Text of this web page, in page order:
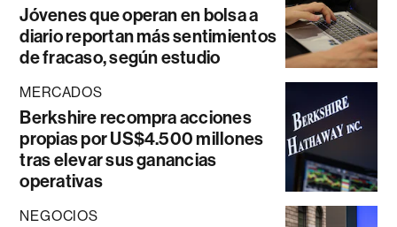
Jóvenes que operan en bolsa a
diario reportan más sentimientos
de fracaso, según estudio
MERCADOS
Berkshire recompra acciones
propias por US$4.500 millones
tras elevar sus ganancias
operativas
NEGOCIOS